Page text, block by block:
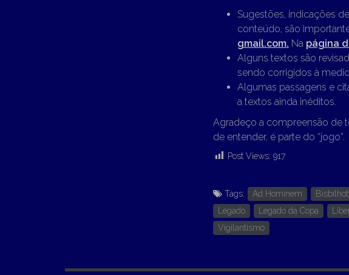
Sugestões, indicações
conteúdo, são
gmail.com. Na página
Alguns textos são
sendo corrigidos à
Algumas passagens e
a textos ainda inéditos.
Agradeço a compreensão de
de entender, é parte do “jogo”.
Post Views: 917
Tags: Ad Hominem
Legado
Legado da Copa
Vigilantismo